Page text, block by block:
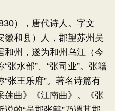
），唐代诗人。字文
徽和县）人，郡望苏州吴
和州，遂为和州乌江（今
张水部”、“张司业”。张籍
张王乐府”。著名诗篇有
莲曲》《江南曲》。《张